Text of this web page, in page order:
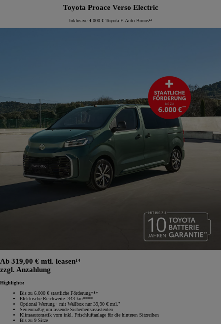
Toyota Proace Verso Electric
Inklusive 4.000 € Toyota E-Auto Bonus¹²
Ab 319,00 € mtl. leasen¹⁴
zzgl. Anzahlung
Highlights:
Bis zu 6.000 € staatliche Förderung***
Elektrische Reichweite: 343 km****
Optional Wartung+ mit Wallbox nur 39,90 € mtl.⁷
Serienmäßig umfassende Sicherheitsassistenten
Klimaautomatik vorn inkl. Frischluftanlage für die hinteren Sitzreihen
Bis zu 9 Sitze